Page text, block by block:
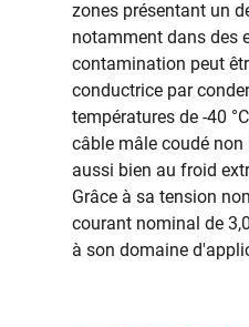
zones présentant un
notamment dans des
contamination peut
conductrice par
températures de -40
câble mâle coudé
aussi bien au froid
Grâce à sa tension
courant nominal de
à son domaine